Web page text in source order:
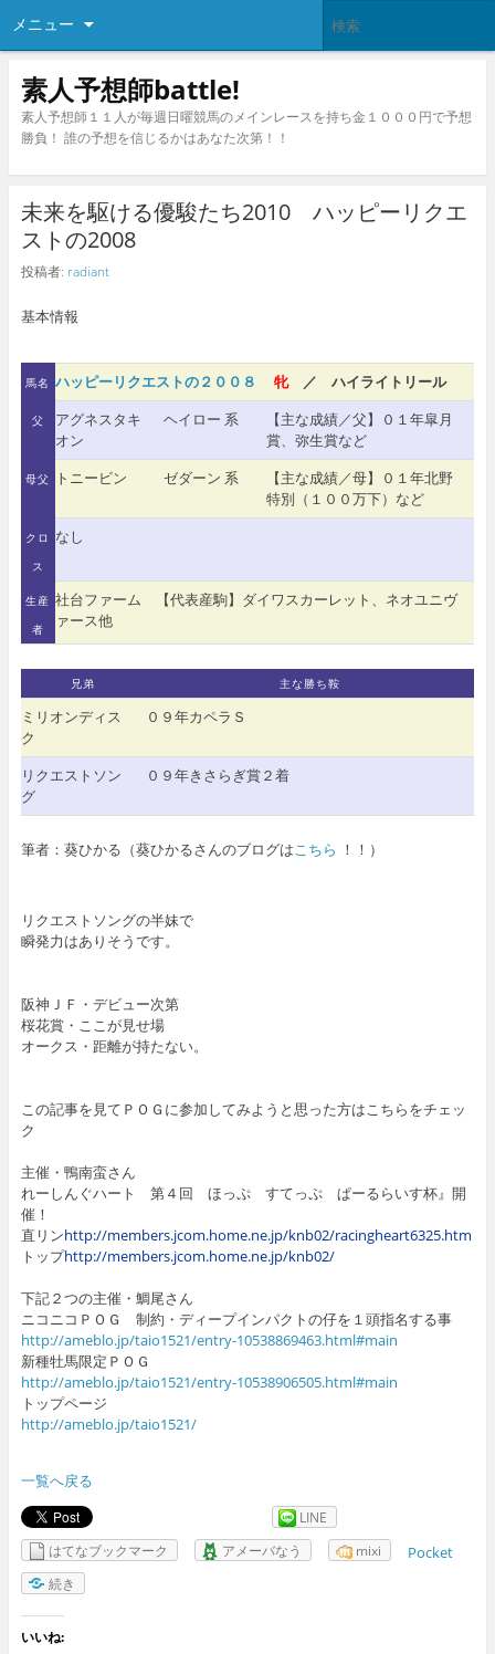
メニュー
素人予想師battle!
素人予想師１１人が毎週日曜競馬のメインレースを持ち金１０００円で予想
勝負！ 誰の予想を信じるかはあなた次第！！
未来を駆ける優駿たち2010 ハッピーリクエ
ストの2008
投稿者: radiant
基本情報
馬名 ハッピーリクエストの２００８ 牝／ ハイライトリール
父
アグネスタキ
オン
ヘイロー 系
【主な成績／父】０１年皐月
賞、弥生賞など
母父 トニービン ゼダーン 系
【主な成績／母】０１年北野
特別（１００万下）など
クロ
ス
なし
生産
者
社台ファーム 【代表産駒】ダイワスカーレット、ネオユニヴ
ァース他
兄弟 主な勝ち鞍
ミリオンディス
ク
０９年カペラＳ
リクエストソン
グ
０９年きさらぎ賞２着
筆者：葵ひかる（葵ひかるさんのブログはこちら ！！）
リクエストソングの半妹で
瞬発力はありそうです。
阪神ＪＦ・デビュー次第
桜花賞・ここが見せ場
オークス・距離が持たない。
この記事を見てＰＯＧに参加してみようと思った方はこちらをチェッ
ク
主催・鴨南蛮さん
れーしんぐハート 第４回 ほっぷ すてっぷ ぱーるらいす杯』開
催！
直リンhttp://members.jcom.home.ne.jp/knb02/racingheart6325.htm
トップhttp://members.jcom.home.ne.jp/knb02/
下記２つの主催・鯛尾さん
ニコニコＰＯＧ 制約・ディープインパクトの仔を１頭指名する事
http://ameblo.jp/taio1521/entry-10538869463.html#main
新種牡馬限定ＰＯＧ
http://ameblo.jp/taio1521/entry-10538906505.html#main
トップページ
http://ameblo.jp/taio1521/
一覧へ戻る
LINE
はてなブックマーク
アメーバなう mixi Pocket
続き
いいね: